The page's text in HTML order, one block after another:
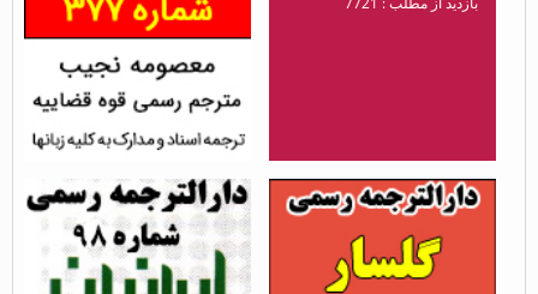
دارالترجمه رسمی ایرانیان
بازدید از مطلب : 7458
دارالترجمه رسمی گلسار
بازدید از مطلب : 12004